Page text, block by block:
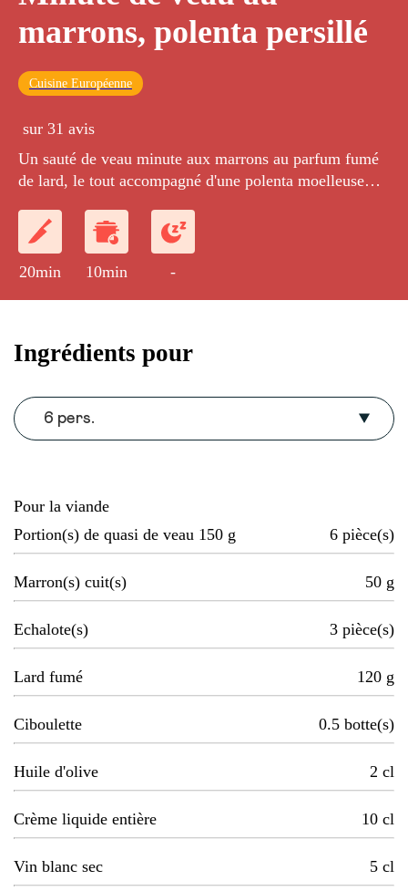
marrons, polenta persillé
Cuisine Européenne
sur 31 avis
Un sauté de veau minute aux marrons au parfum fumé
de lard, le tout accompagné d'une polenta moelleuse
20min 10min -
Ingrédients pour
6 pers.
Pour la viande
Portion(s) de quasi de veau 150 g
6 pièce(s)
Marron(s) cuit(s) 50 g
Echalote(s) 3 pièce(s)
Lard fumé 120 g
Ciboulette 0.5 botte(s)
Huile d'olive 2 cl
Crème liquide entière 10 cl
Vin blanc sec 5 cl